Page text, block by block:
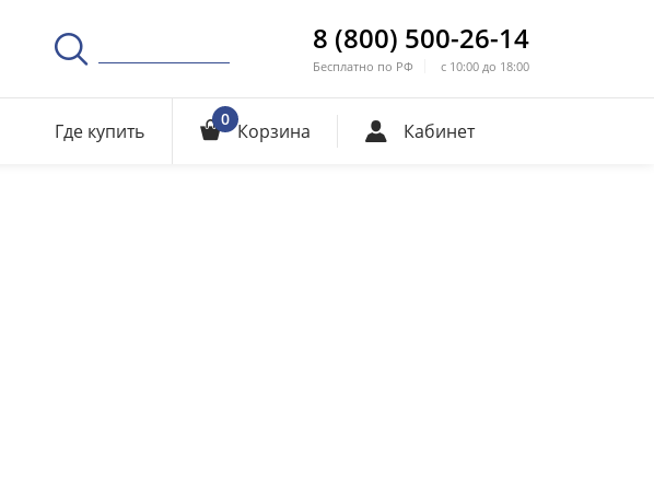
8 (800) 500-26-14
Бесплатно по РФ с 10:00 до 18:00
Где купить 0 Корзина Кабинет